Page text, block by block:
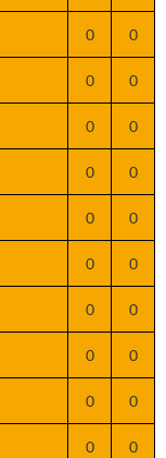
0 0
0 0
0 0
0 0
0 0
0 0
0 0
0 0
0 0
0 0